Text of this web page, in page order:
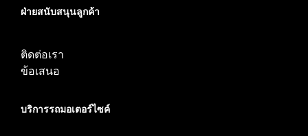
ฝ่ายสนับสนุนลูกค้า
ติดต่อเรา
ข้อเสนอ
บริการรถมอเตอร์ไซค์​